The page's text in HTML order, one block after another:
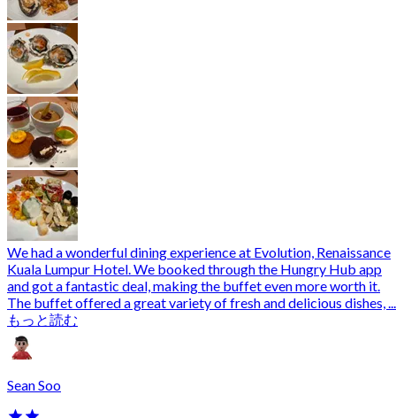
We had a wonderful dining experience at Evolution, Renaissance
Kuala Lumpur Hotel. We booked through the Hungry Hub app
and got a fantastic deal, making the buffet even more worth it.
The buffet offered a great variety of fresh and delicious dishes, ...
もっと読む
Sean Soo